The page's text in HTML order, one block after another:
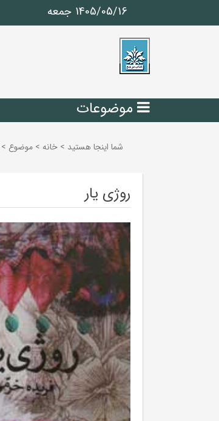
1405/05/16 جمعه
موضوعات
شما اینجا هستید > خانه > موضوع >
روژی یار